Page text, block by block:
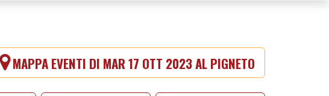
MAPPA EVENTI DI MAR 17 OTT 2023 AL PIGNETO